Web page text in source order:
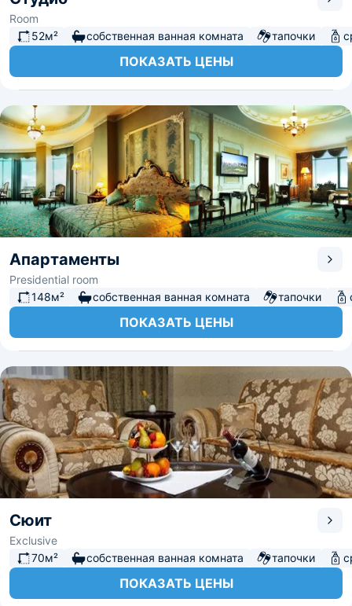
Room
52м²
собственная ванная комната тапочки
ПОКАЗАТЬ ЦЕНЫ
Апартаменты
Presidential room
148м²
собственная ванная комната тапочки
ПОКАЗАТЬ ЦЕНЫ
Сюит
Exclusive
70м²
собственная ванная комната тапочки
ПОКАЗАТЬ ЦЕНЫ